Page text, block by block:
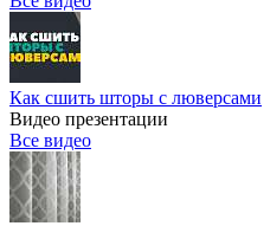
Как сшить шторы с люверсами
Видео презентации
Все видео